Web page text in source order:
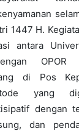
1447 H.
antara
OPOR
di Pos
yang
dengan
dan